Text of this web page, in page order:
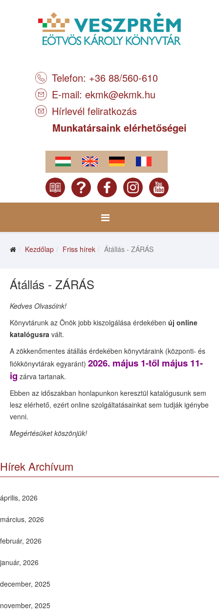
Telefon: +36 88/560-610
E-mail: ekmk@ekmk.hu
Hírlevél feliratkozás
Munkatársaink elérhetőségei
Kezdőlap Friss hírek Átállás - ZÁRÁS
Átállás - ZÁRÁS
Kedves Olvasóink!
Könyvtárunk az Önök jobb kiszolgálása érdekében új online
katalógusra vált.
A zökkenőmentes átállás érdekében könyvtáraink (központi- és
fiókkönyvtárak egyaránt) 2026. május 1-től május 11-
ig zárva tartanak.
Ebben az időszakban honlapunkon keresztül katalógusunk sem
lesz elérhető, ezért online szolgáltatásainkat sem tudják igénybe
venni.
Megértésüket köszönjük!
Hírek Archívum
április, 2026
március, 2026
február, 2026
január, 2026
december, 2025
november, 2025